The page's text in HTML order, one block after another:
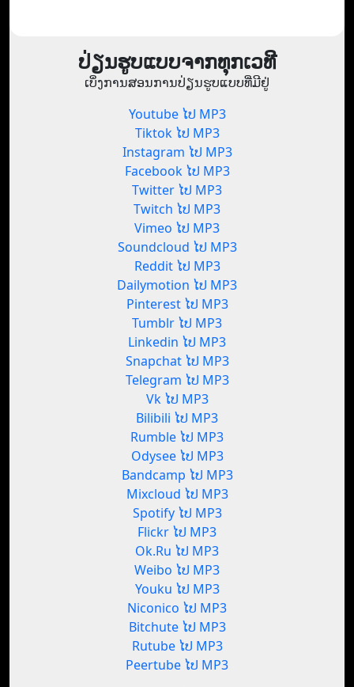
ປ່ຽນຮູບແບບຈາກທຸກເວທີ
ເບິ່ງການສອນການປ່ຽນຮູບແບບທີ່ມີຢູ່
Youtube ໄປ MP3
Tiktok ໄປ MP3
Instagram ໄປ MP3
Facebook ໄປ MP3
Twitter ໄປ MP3
Twitch ໄປ MP3
Vimeo ໄປ MP3
Soundcloud ໄປ MP3
Reddit ໄປ MP3
Dailymotion ໄປ MP3
Pinterest ໄປ MP3
Tumblr ໄປ MP3
Linkedin ໄປ MP3
Snapchat ໄປ MP3
Telegram ໄປ MP3
Vk ໄປ MP3
Bilibili ໄປ MP3
Rumble ໄປ MP3
Odysee ໄປ MP3
Bandcamp ໄປ MP3
Mixcloud ໄປ MP3
Spotify ໄປ MP3
Flickr ໄປ MP3
Ok.Ru ໄປ MP3
Weibo ໄປ MP3
Youku ໄປ MP3
Niconico ໄປ MP3
Bitchute ໄປ MP3
Rutube ໄປ MP3
Peertube ໄປ MP3